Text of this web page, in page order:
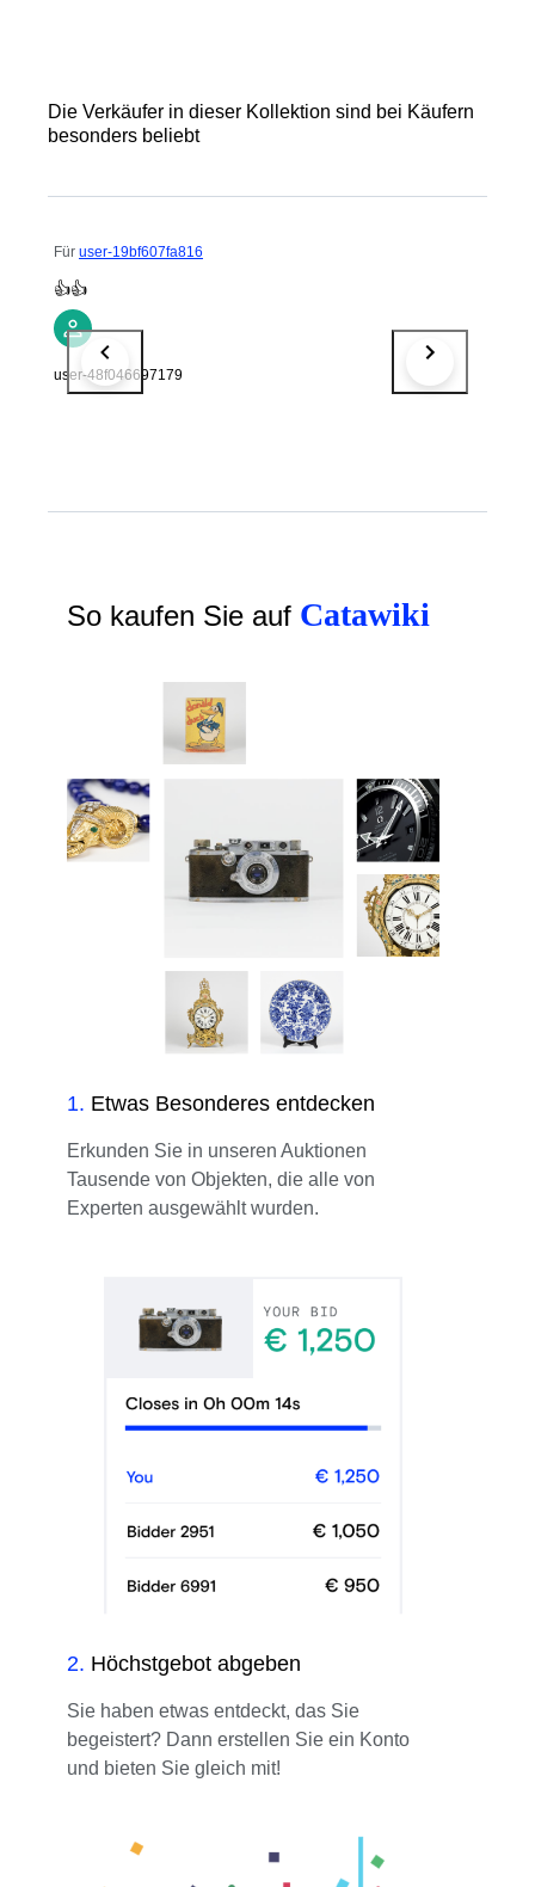
Die Verkäufer in dieser Kollektion sind bei Käufern
besonders beliebt
Für user-19bf607fa816
👍👍
user-48f046697179
So kaufen Sie auf Catawiki
1. Etwas Besonderes entdecken
Erkunden Sie in unseren Auktionen
Tausende von Objekten, die alle von
Experten ausgewählt wurden.
2. Höchstgebot abgeben
Sie haben etwas entdeckt, das Sie
begeistert? Dann erstellen Sie ein Konto
und bieten Sie gleich mit!